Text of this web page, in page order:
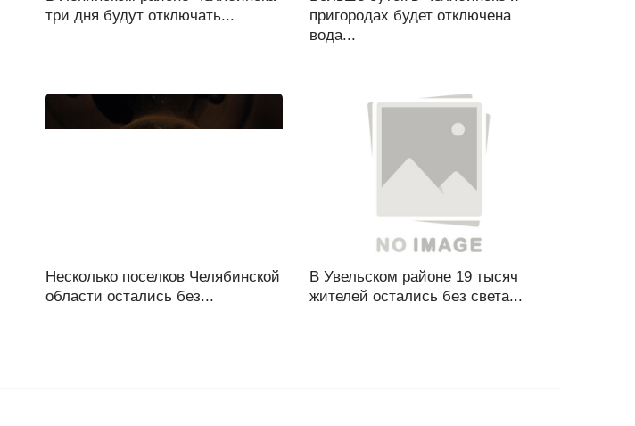
три дня будут отключать...
пригородах будет отключена
вода...
Несколько поселков Челябинской
области остались без...
В Увельском районе 19 тысяч
жителей остались без света...